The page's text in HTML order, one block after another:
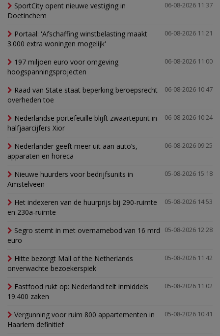
06-08-2026 11:37
SportCity opent nieuwe vestiging in
Doetinchem
06-08-2026 11:21
Portaal: 'Afschaffing winstbelasting maakt
3.000 extra woningen mogelijk'
06-08-2026 11:00
197 miljoen euro voor omgeving
hoogspanningsprojecten
06-08-2026 10:47
Raad van State staat beperking beroepsrecht
overheden toe
06-08-2026 10:24
Nederlandse portefeuille blijft zwaartepunt in
halfjaarcijfers Xior
06-08-2026 09:25
Nederlander geeft meer uit aan auto’s,
apparaten en horeca
05-08-2026 15:18
Nieuwe huurders voor bedrijfsunits in
Amstelveen
05-08-2026 14:53
Het indexeren van de huurprijs bij 290-ruimte
en 230a-ruimte
05-08-2026 12:28
Segro stemt in met overnamebod van 16 mrd
euro
05-08-2026 11:42
Hitte bezorgt Mall of the Netherlands
onverwachte bezoekerspiek
05-08-2026 11:02
Fastfood rukt op: Nederland telt inmiddels
19.400 zaken
05-08-2026 10:41
Vergunning voor ruim 800 appartementen in
Haarlem definitief